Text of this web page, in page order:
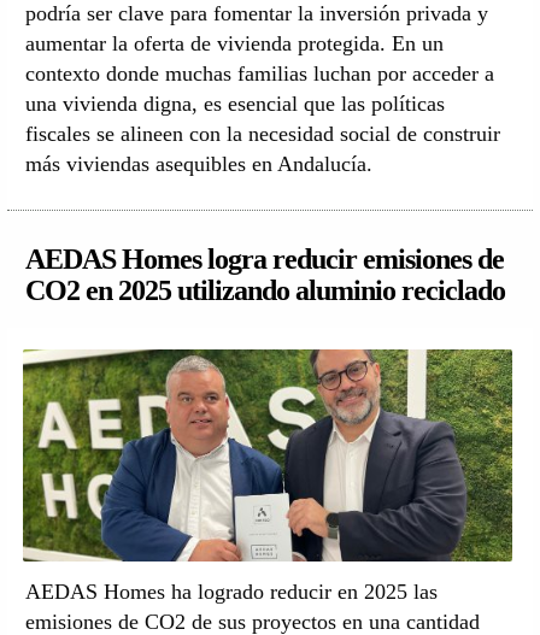
podría ser clave para fomentar la inversión privada y
aumentar la oferta de vivienda protegida. En un
contexto donde muchas familias luchan por acceder a
una vivienda digna, es esencial que las políticas
fiscales se alineen con la necesidad social de construir
más viviendas asequibles en Andalucía.
AEDAS Homes logra reducir emisiones de
CO2 en 2025 utilizando aluminio reciclado
AEDAS Homes ha logrado reducir en 2025 las
emisiones de CO2 de sus proyectos en una cantidad